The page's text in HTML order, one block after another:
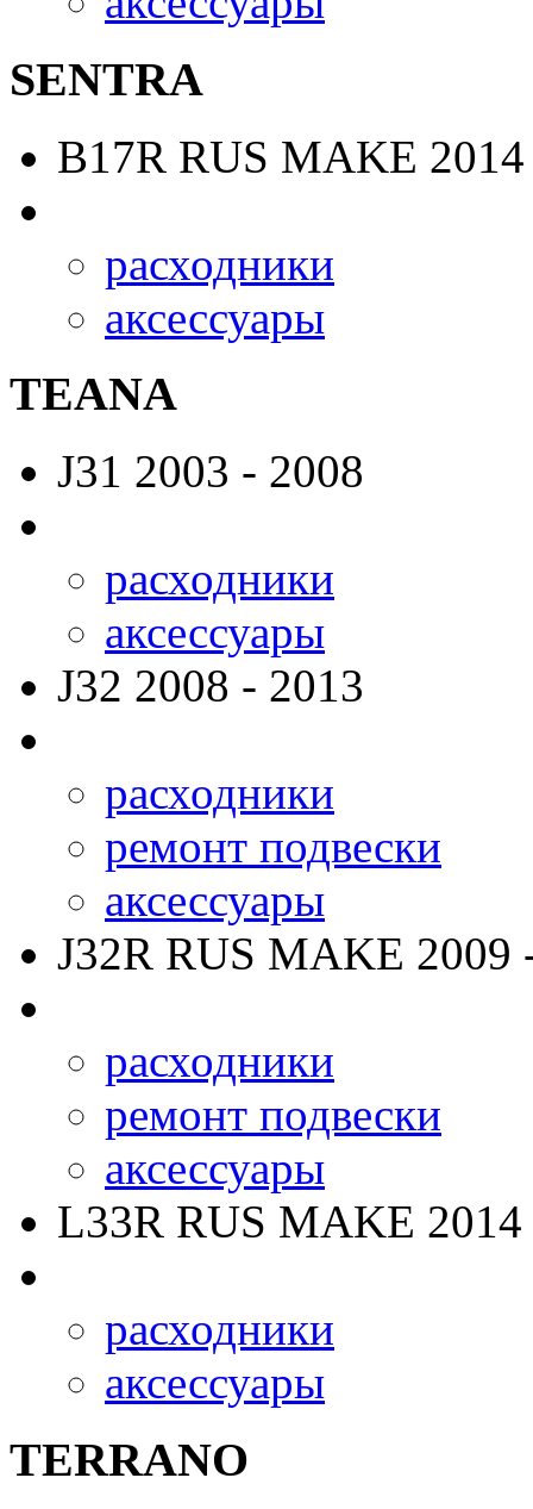
SENTRA
B17R RUS MAKE
расходники
аксессуары
TEANA
J31 2003 - 2008
расходники
аксессуары
J32 2008 - 2013
расходники
ремонт подвески
аксессуары
J32R RUS MAKE 2009
расходники
ремонт подвески
аксессуары
L33R RUS MAKE 2014
расходники
аксессуары
TERRANO